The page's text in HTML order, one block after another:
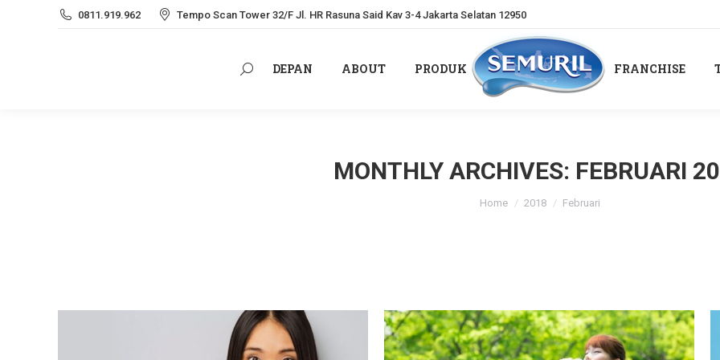
0811.919.962 Tempo Scan Tower 32/F Jl. HR Rasuna Said Kav 3-4 Jakarta Selatan 12950
DEPAN ABOUT PRODUK
Search: FRANCHISE
MONTHLY ARCHIVES: FEBRUARI
You are here:
Home 2018 Februari